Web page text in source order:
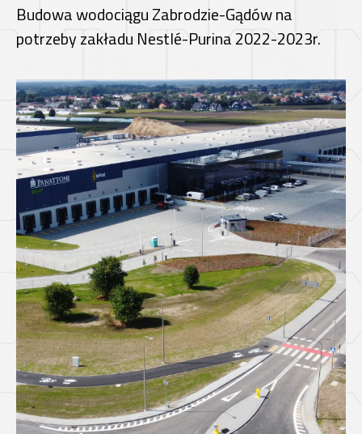
Budowa wodociągu Zabrodzie-Gądów na
potrzeby zakładu Nestlé-Purina 2022-2023r.